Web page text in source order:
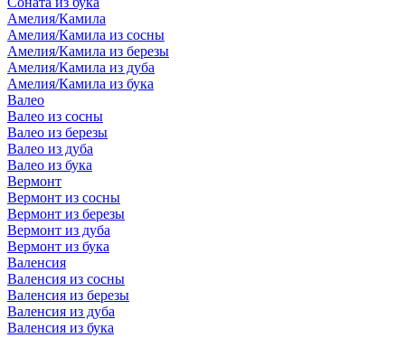
Амелия/Камила
Амелия/Камила из сосны
Амелия/Камила из березы
Амелия/Камила из дуба
Амелия/Камила из бука
Валео
Валео из сосны
Валео из березы
Валео из дуба
Валео из бука
Вермонт
Вермонт из сосны
Вермонт из березы
Вермонт из дуба
Вермонт из бука
Валенсия
Валенсия из сосны
Валенсия из березы
Валенсия из дуба
Валенсия из бука